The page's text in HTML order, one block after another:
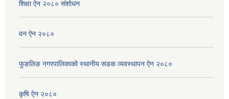
शिक्षा ऐन २०८० संशोधन
वन ऐन २०८०
फुङलिङ नगरपालिकाको स्थानीय सडक व्यवस्थापन ऐन २०८०
कृषि ऐन २०८०